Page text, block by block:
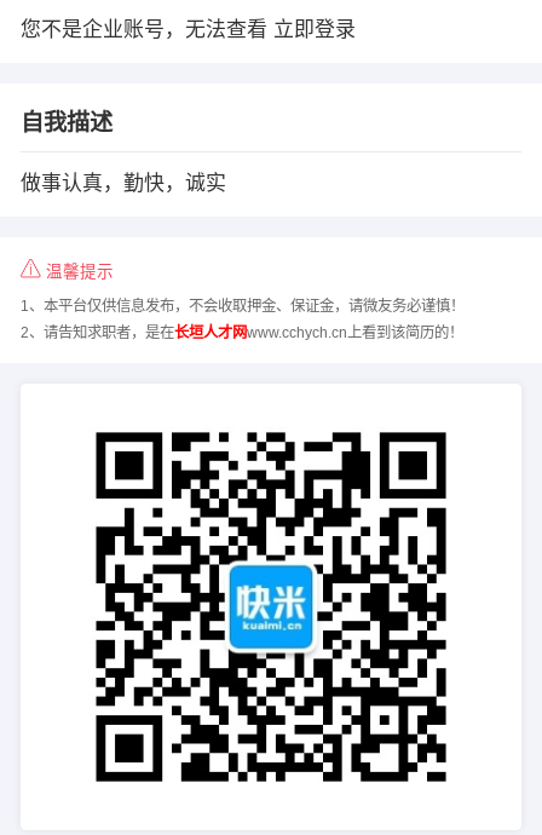
您不是企业账号，无法查看 立即登录
自我描述
做事认真，勤快，诚实
温馨提示
1、本平台仅供信息发布，不会收取押金、保证金，请微友务必谨慎！
2、请告知求职者，是在长垣人才网www.cchych.cn上看到该简历的！